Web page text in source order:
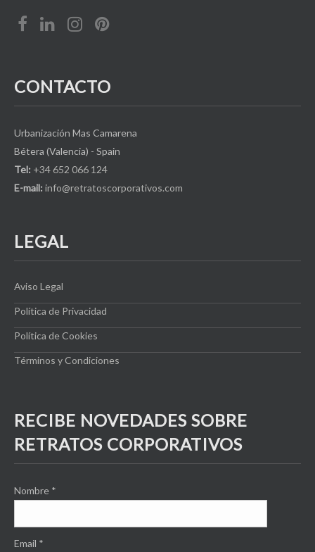
CONTACTO
Urbanización Mas Camarena
Bétera (Valencia) - Spain
Tel: +34 652 066 124
E-mail: info@retratoscorporativos.com
LEGAL
Aviso Legal
Política de Privacidad
Política de Cookies
Términos y Condiciones
RECIBE NOVEDADES SOBRE
RETRATOS CORPORATIVOS
Nombre *
Email *